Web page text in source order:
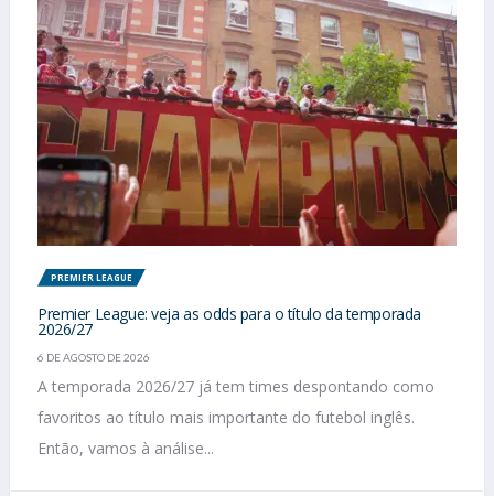
PREMIER LEAGUE
Premier League: veja as odds para o título da temporada
2026/27
6 DE AGOSTO DE 2026
A temporada 2026/27 já tem times despontando como
favoritos ao título mais importante do futebol inglês.
Então, vamos à análise...